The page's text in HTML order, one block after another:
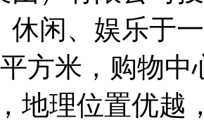
休闲、娱乐于
方米，购物
地理位置优越